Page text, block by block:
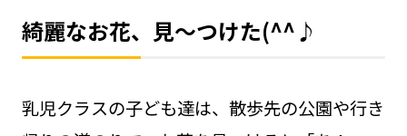
綺麗なお花、見～つけた(^^♪
乳児クラスの子ども達は、散歩先の公園や行き